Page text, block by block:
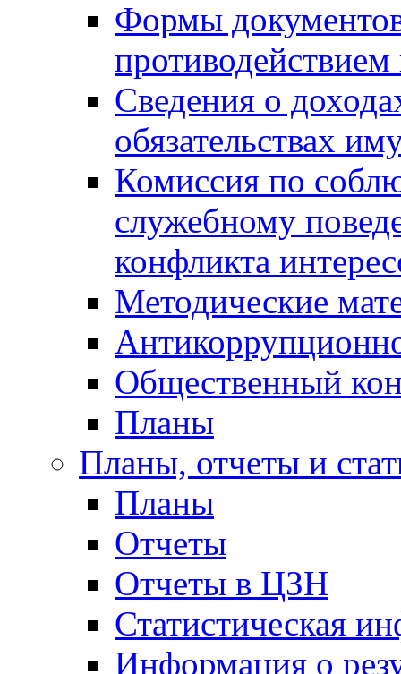
Формы
Сведения о
обязательствах
Комиссия по
служебному
конфликта
Методические
Общественный
Планы
Планы, отчеты и
Планы
Отчеты
Отчеты в ЦЗН
Статистическая
Информация о